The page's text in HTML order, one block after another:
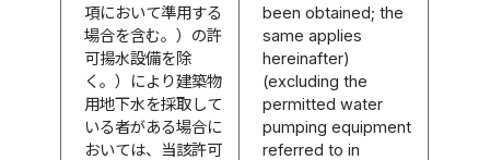
項において準用する
場合を含む。）の許
可揚水設備を除
く。）により建築物
用地下水を採取して
いる者がある場合に
おいては、当該許可
been obtained; the
same applies
hereinafter)
(excluding the
permitted water
pumping equipment
referred to in